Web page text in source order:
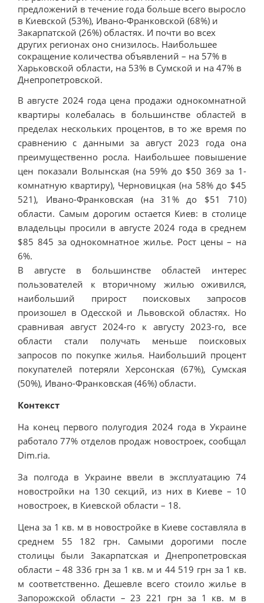
предложений в течение года больше всего выросло
в Киевской (53%), Ивано-Франковской (68%) и
Закарпатской (26%) областях. И почти во всех
других регионах оно снизилось. Наибольшее
сокращение количества объявлений – на 57% в
Харьковской области, на 53% в Сумской и на 47% в
Днепропетровской.
В августе 2024 года цена продажи однокомнатной
квартиры колебалась в большинстве областей в
пределах нескольких процентов, в то же время по
сравнению с данными за август 2023 года она
преимущественно росла. Наибольшее повышение
цен показали Волынская (на 59% до $50 369 за 1-
комнатную квартиру), Черновицкая (на 58% до $45
521), Ивано-Франковская (на 31% до $51 710)
области. Самым дорогим остается Киев: в столице
владельцы просили в августе 2024 года в среднем
$85 845 за однокомнатное жилье. Рост цены – на
6%.
В августе в большинстве областей интерес
пользователей к вторичному жилью оживился,
наибольший прирост поисковых запросов
произошел в Одесской и Львовской областях. Но
сравнивая август 2024-го к августу 2023-го, все
области стали получать меньше поисковых
запросов по покупке жилья. Наибольший процент
покупателей потеряли Херсонская (67%), Сумская
(50%), Ивано-Франковская (46%) области.
Контекст
На конец первого полугодия 2024 года в Украине
работало 77% отделов продаж новостроек, сообщал
Dim.ria.
За полгода в Украине ввели в эксплуатацию 74
новостройки на 130 секций, из них в Киеве – 10
новостроек, в Киевской области – 18.
Цена за 1 кв. м в новостройке в Киеве составляла в
среднем 55 182 грн. Самыми дорогими после
столицы были Закарпатская и Днепропетровская
области – 48 336 грн за 1 кв. м и 44 519 грн за 1 кв.
м соответственно. Дешевле всего стоило жилье в
Запорожской области – 23 221 грн за 1 кв. м в